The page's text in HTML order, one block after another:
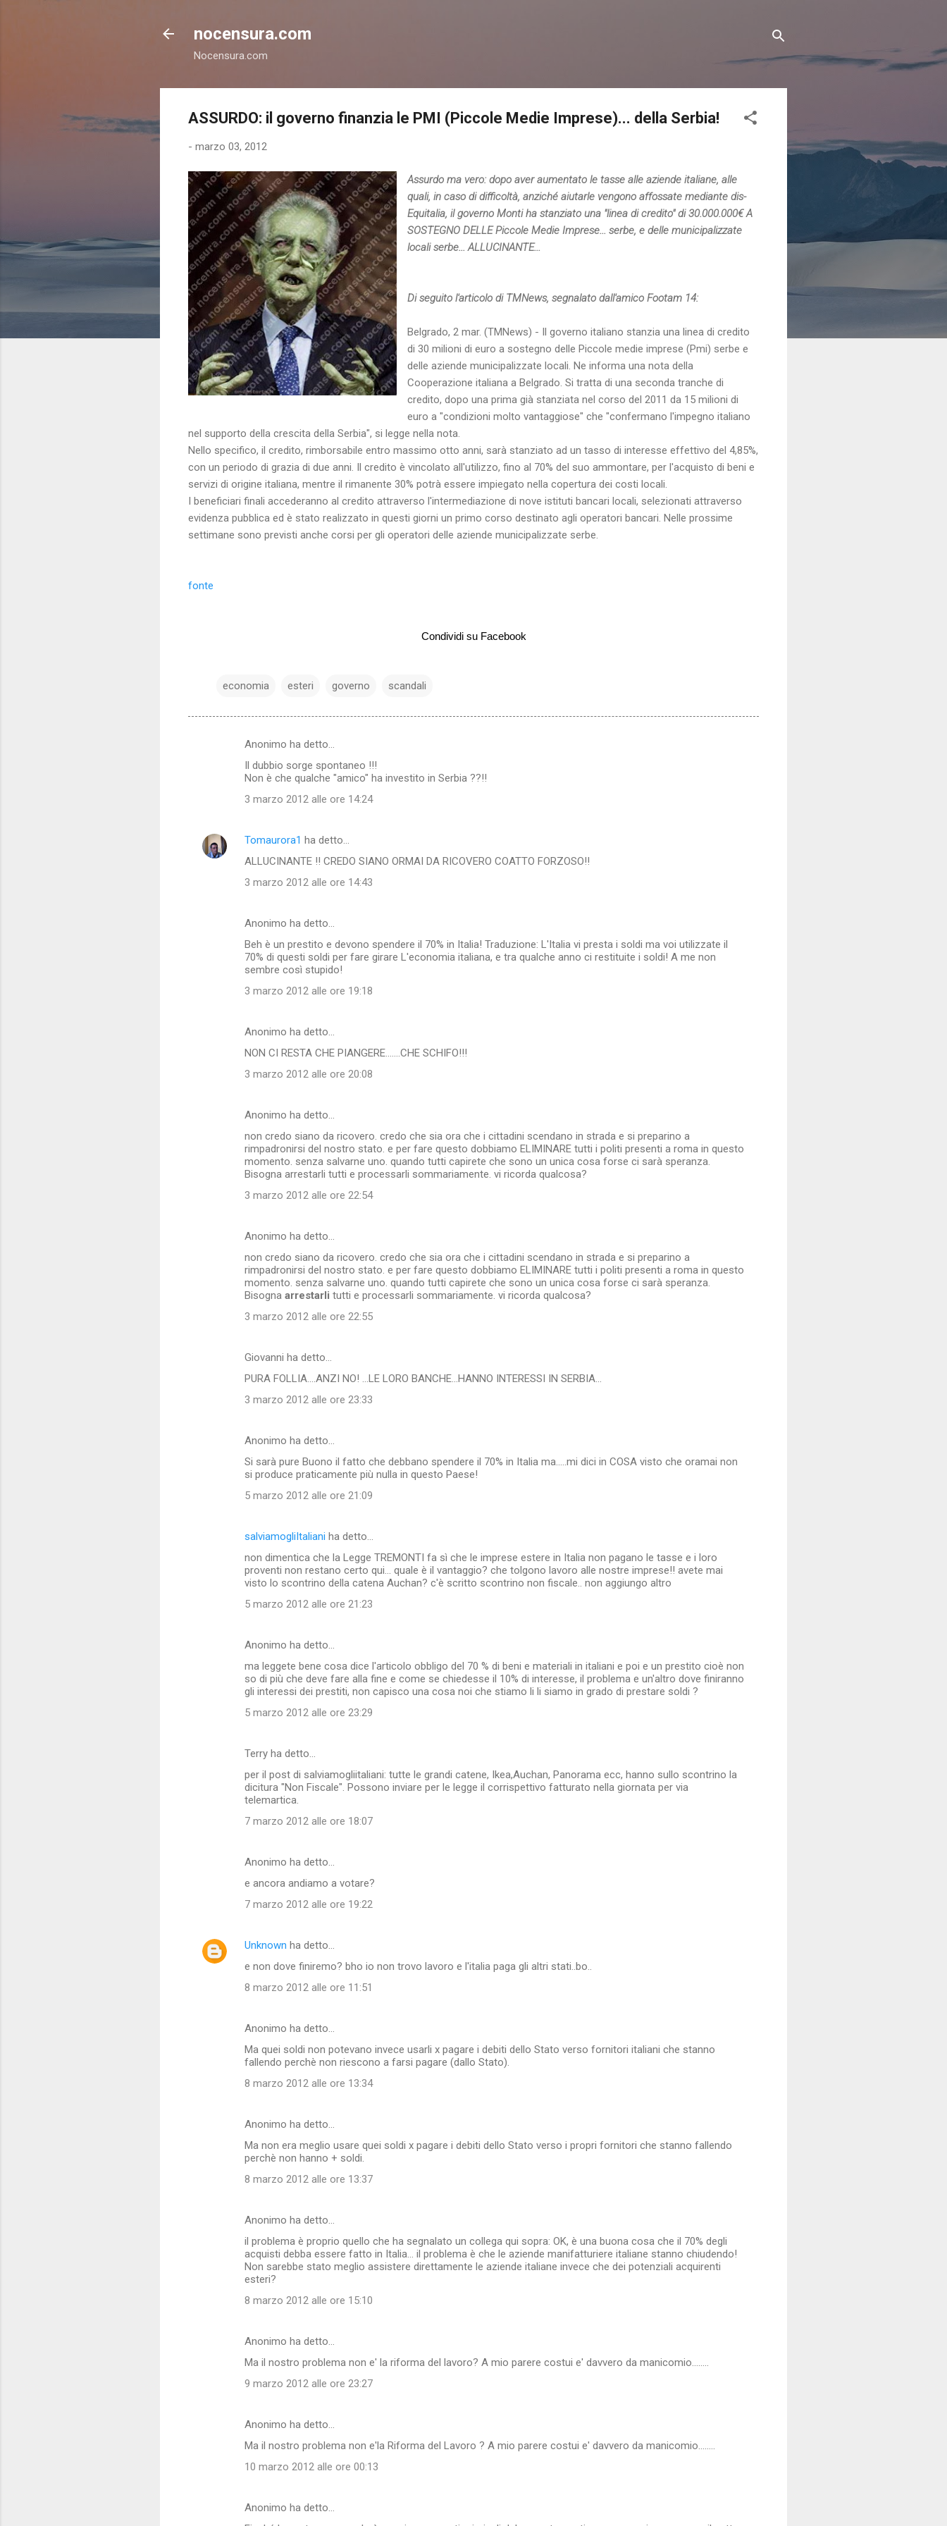
nocensura.com
Nocensura.com
ASSURDO: il governo finanzia le PMI (Piccole Medie Imprese)... della Serbia!
- marzo 03, 2012
Assurdo ma vero: dopo aver aumentato le tasse alle aziende italiane, alle
quali, in caso di difficoltà, anziché aiutarle vengono affossate mediante dis-
Equitalia, il governo Monti ha stanziato una "linea di credito" di 30.000.000€ A
SOSTEGNO DELLE Piccole Medie Imprese... serbe, e delle municipalizzate
locali serbe... ALLUCINANTE...
Di seguito l'articolo di TMNews, segnalato dall'amico Footam 14:
Belgrado, 2 mar. (TMNews) - Il governo italiano stanzia una linea di credito
di 30 milioni di euro a sostegno delle Piccole medie imprese (Pmi) serbe e
delle aziende municipalizzate locali. Ne informa una nota della
Cooperazione italiana a Belgrado. Si tratta di una seconda tranche di
credito, dopo una prima già stanziata nel corso del 2011 da 15 milioni di
euro a "condizioni molto vantaggiose" che "confermano l'impegno italiano
nel supporto della crescita della Serbia", si legge nella nota.
Nello specifico, il credito, rimborsabile entro massimo otto anni, sarà stanziato ad un tasso di interesse effettivo del 4,85%,
con un periodo di grazia di due anni. Il credito è vincolato all'utilizzo, fino al 70% del suo ammontare, per l'acquisto di beni e
servizi di origine italiana, mentre il rimanente 30% potrà essere impiegato nella copertura dei costi locali.
I beneficiari finali accederanno al credito attraverso l'intermediazione di nove istituti bancari locali, selezionati attraverso
evidenza pubblica ed è stato realizzato in questi giorni un primo corso destinato agli operatori bancari. Nelle prossime
settimane sono previsti anche corsi per gli operatori delle aziende municipalizzate serbe.
fonte
Condividi su Facebook
economia esteri governo scandali
n
Anonimo ha detto…
Il dubbio sorge spontaneo !!!
Non è che qualche "amico" ha investito in Serbia ??!!
3 marzo 2012 alle ore 14:24
Tomaurora1 ha detto…
ALLUCINANTE !! CREDO SIANO ORMAI DA RICOVERO COATTO FORZOSO!!
3 marzo 2012 alle ore 14:43
Anonimo ha detto…
Beh è un prestito e devono spendere il 70% in Italia! Traduzione: L'Italia vi presta i soldi ma voi utilizzate il
70% di questi soldi per fare girare L'economia italiana, e tra qualche anno ci restituite i soldi! A me non
sembre così stupido!
3 marzo 2012 alle ore 19:18
Anonimo ha detto…
NON CI RESTA CHE PIANGERE.......CHE SCHIFO!!!
3 marzo 2012 alle ore 20:08
Anonimo ha detto…
non credo siano da ricovero. credo che sia ora che i cittadini scendano in strada e si preparino a
rimpadronirsi del nostro stato. e per fare questo dobbiamo ELIMINARE tutti i politi presenti a roma in questo
momento. senza salvarne uno. quando tutti capirete che sono un unica cosa forse ci sarà speranza.
Bisogna arrestarli tutti e processarli sommariamente. vi ricorda qualcosa?
3 marzo 2012 alle ore 22:54
Anonimo ha detto…
non credo siano da ricovero. credo che sia ora che i cittadini scendano in strada e si preparino a
rimpadronirsi del nostro stato. e per fare questo dobbiamo ELIMINARE tutti i politi presenti a roma in questo
momento. senza salvarne uno. quando tutti capirete che sono un unica cosa forse ci sarà speranza.
Bisogna arrestarli tutti e processarli sommariamente. vi ricorda qualcosa?
3 marzo 2012 alle ore 22:55
Giovanni ha detto…
PURA FOLLIA....ANZI NO! ...LE LORO BANCHE...HANNO INTERESSI IN SERBIA...
3 marzo 2012 alle ore 23:33
Anonimo ha detto…
Si sarà pure Buono il fatto che debbano spendere il 70% in Italia ma.....mi dici in COSA visto che oramai non
si produce praticamente più nulla in questo Paese!
5 marzo 2012 alle ore 21:09
salviamogliItaliani ha detto…
non dimentica che la Legge TREMONTI fa sì che le imprese estere in Italia non pagano le tasse e i loro
proventi non restano certo qui... quale è il vantaggio? che tolgono lavoro alle nostre imprese!! avete mai
visto lo scontrino della catena Auchan? c'è scritto scontrino non fiscale.. non aggiungo altro
5 marzo 2012 alle ore 21:23
Anonimo ha detto…
ma leggete bene cosa dice l'articolo obbligo del 70 % di beni e materiali in italiani e poi e un prestito cioè non
so di più che deve fare alla fine e come se chiedesse il 10% di interesse, il problema e un'altro dove finiranno
gli interessi dei prestiti, non capisco una cosa noi che stiamo li li siamo in grado di prestare soldi ?
5 marzo 2012 alle ore 23:29
Terry ha detto…
per il post di salviamogliitaliani: tutte le grandi catene, Ikea,Auchan, Panorama ecc, hanno sullo scontrino la
dicitura "Non Fiscale". Possono inviare per le legge il corrispettivo fatturato nella giornata per via
telemartica.
7 marzo 2012 alle ore 18:07
Anonimo ha detto…
e ancora andiamo a votare?
7 marzo 2012 alle ore 19:22
Unknown ha detto…
e non dove finiremo? bho io non trovo lavoro e l'italia paga gli altri stati..bo..
8 marzo 2012 alle ore 11:51
Anonimo ha detto…
Ma quei soldi non potevano invece usarli x pagare i debiti dello Stato verso fornitori italiani che stanno
fallendo perchè non riescono a farsi pagare (dallo Stato).
8 marzo 2012 alle ore 13:34
Anonimo ha detto…
Ma non era meglio usare quei soldi x pagare i debiti dello Stato verso i propri fornitori che stanno fallendo
perchè non hanno + soldi.
8 marzo 2012 alle ore 13:37
Anonimo ha detto…
il problema è proprio quello che ha segnalato un collega qui sopra: OK, è una buona cosa che il 70% degli
acquisti debba essere fatto in Italia... il problema è che le aziende manifatturiere italiane stanno chiudendo!
Non sarebbe stato meglio assistere direttamente le aziende italiane invece che dei potenziali acquirenti
esteri?
8 marzo 2012 alle ore 15:10
Anonimo ha detto…
Ma il nostro problema non e' la riforma del lavoro? A mio parere costui e' davvero da manicomio........
9 marzo 2012 alle ore 23:27
Anonimo ha detto…
Ma il nostro problema non e'la Riforma del Lavoro ? A mio parere costui e' davvero da manicomio........
10 marzo 2012 alle ore 00:13
Anonimo ha detto…